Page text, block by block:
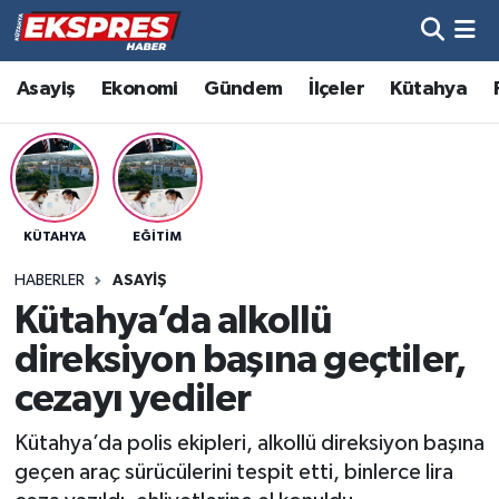
Asayiş Ekonomi Gündem İlçeler Kütahya
KÜTAHYA EĞITIM
HABERLER ASAYIŞ
Kütahya’da alkollü
direksiyon başına geçtiler,
cezayı yediler
Kütahya’da polis ekipleri, alkollü direksiyon başına
geçen araç sürücülerini tespit etti, binlerce lira
Altıntaş
Asayiş
Aslanapa
Bölge
Çavdarhisar
Dumlupınar
Hava Durumu
Trafik Durumu
Süper Lig Puan Durumu ve Fikstür
Son Dakika Haberleri
Haber Arşivi